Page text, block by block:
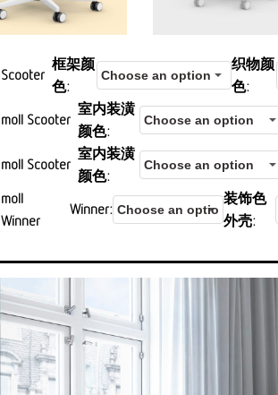
Scooter
框架颜
色
织物颜
色
moll Scooter
室内装潢
颜色
moll Scooter
室内装潢
颜色
moll
Winner
Winner
装饰色
外壳